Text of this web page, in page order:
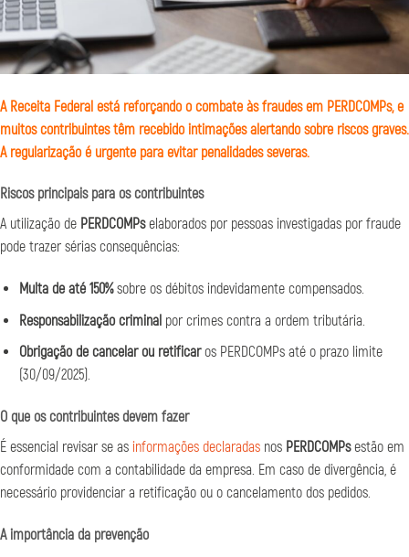
A Receita Federal está reforçando o combate às fraudes em PERDCOMPs, e
muitos contribuintes têm recebido intimações alertando sobre riscos graves.
A regularização é urgente para evitar penalidades severas.
Riscos principais para os contribuintes
A utilização de PERDCOMPselaborados por pessoas investigadas por fraude
pode trazer sérias consequências:
Multa de até 150%sobre os débitos indevidamente compensados.
Responsabilização criminalpor crimes contra a ordem tributária.
Obrigação de cancelar ou retificaros PERDCOMPs até o prazo limite
(30/09/2025).
O que os contribuintes devem fazer
É essencial revisar se as informações declaradas nos PERDCOMPsestão em
conformidade com a contabilidade da empresa. Em caso de divergência, é
necessário providenciar a retificação ou o cancelamento dos pedidos.
A importância da prevenção